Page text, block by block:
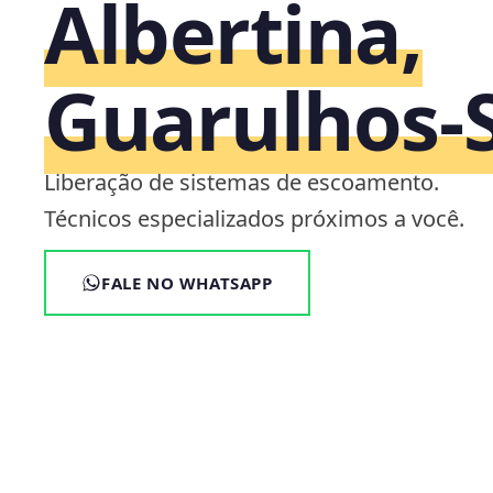
Albertina,
Liberação de sistemas de escoamento.
Técnicos especializados próximos a você.
FALE NO WHATSAPP